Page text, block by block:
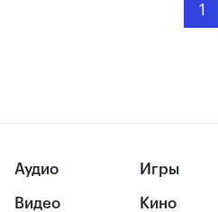
1
Аудио
Видео
Игры
Кино